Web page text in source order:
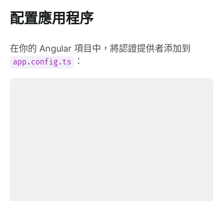
配置應用程序
在你的 Angular 項目中，將認證提供者添加到
app.config.ts ：